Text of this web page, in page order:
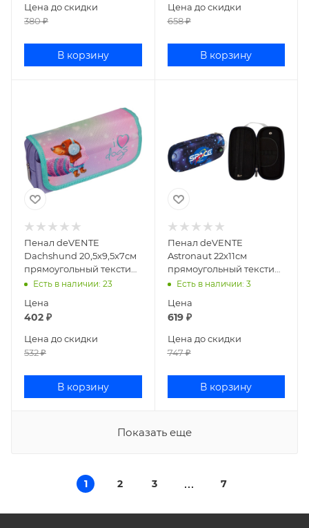
Цена до скидки
380₽
В корзину
Цена до скидки
658₽
В корзину
Пенал deVENTE
Dachshund 20,5x9,5x7см
прямоугольный текстиль
7020317
Есть в наличии: 23
Цена
402 ₽
Цена до скидки
532₽
В корзину
Пенал deVENTE
Astronaut 22x11см
прямоугольный текстиль
7010348
Есть в наличии: 3
Цена
619₽
Цена до скидки
747₽
В корзину
Показать еще
1 2 3 7